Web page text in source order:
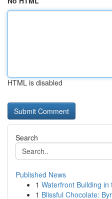
HTML is disabled
Search
Published News
1 Waterfront Building
1 Blissful Chocolate: